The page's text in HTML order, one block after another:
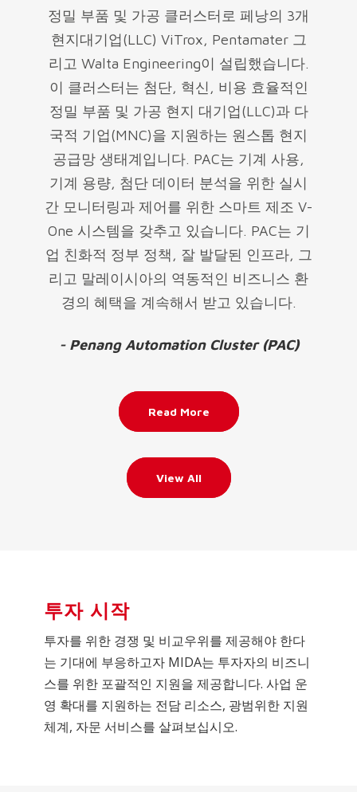
정밀 부품 및 가공 클러스터로 페낭의 3개
현지대기업(LLC) ViTrox, Pentamater 그
리고 Walta Engineering이 설립했습니다.
이 클러스터는 첨단, 혁신, 비용 효율적인
정밀 부품 및 가공 현지 대기업(LLC)과 다
국적 기업(MNC)을 지원하는 원스톱 현지
공급망 생태계입니다. PAC는 기계 사용,
기계 용량, 첨단 데이터 분석을 위한 실시
간 모니터링과 제어를 위한 스마트 제조 V-
One 시스템을 갖추고 있습니다. PAC는 기
업 친화적 정부 정책, 잘 발달된 인프라, 그
리고 말레이시아의 역동적인 비즈니스 환
경의 혜택을 계속해서 받고 있습니다.
- Penang Automation Cluster (PAC)
Read More
View All
투자 시작
투자를 위한 경쟁 및 비교우위를 제공해야 한다
는 기대에 부응하고자 MIDA는 투자자의 비즈니
스를 위한 포괄적인 지원을 제공합니다. 사업 운
영 확대를 지원하는 전담 리소스, 광범위한 지원
체계, 자문 서비스를 살펴보십시오.